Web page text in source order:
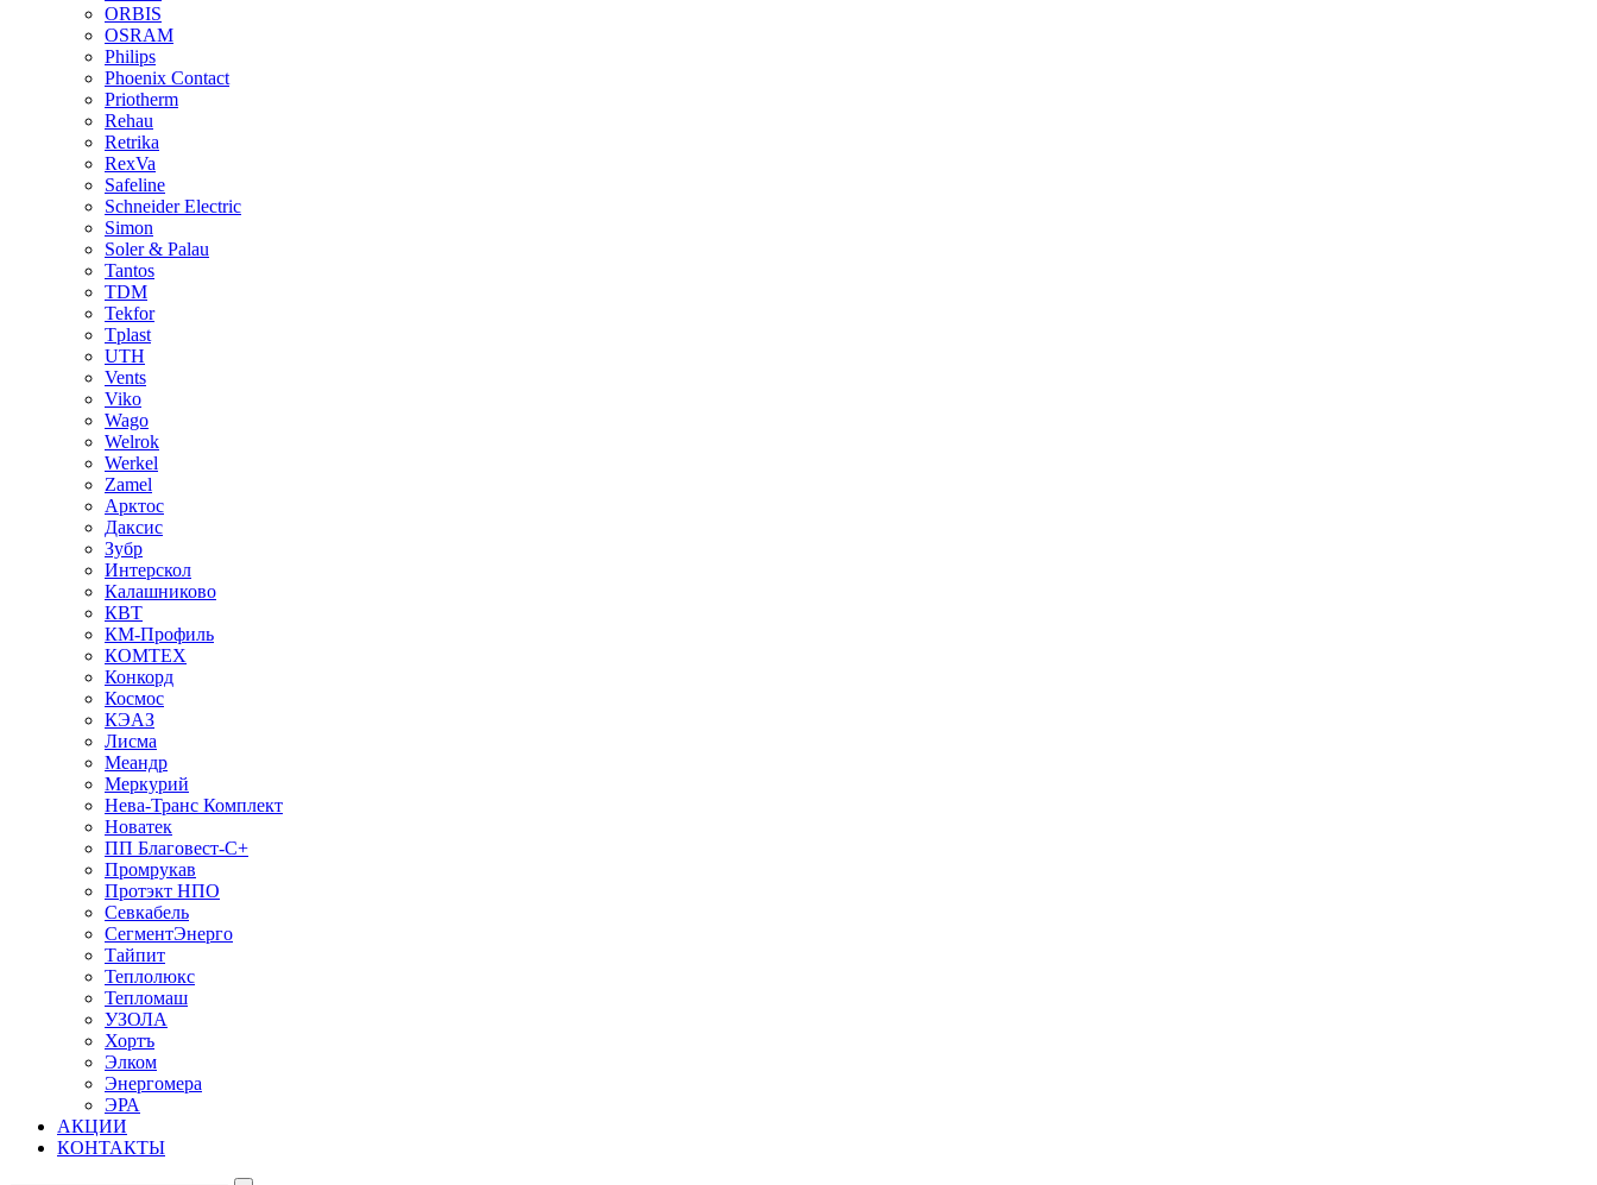
ORBIS
OSRAM
Philips
Phoenix Contact
Priotherm
Rehau
Retrika
RexVa
Safeline
Schneider Electric
Simon
Soler & Palau
Tantos
TDM
Tekfor
Tplast
UTH
Vents
Viko
Wago
Welrok
Werkel
Zamel
Арктос
Даксис
Зубр
Интерскол
Калашниково
КВТ
КМ-Профиль
КОМТЕХ
Конкорд
Космос
КЭАЗ
Лисма
Меандр
Меркурий
Нева-Транс Комплект
Новатек
ПП Благовест-С+
Промрукав
Протэкт НПО
Севкабель
СегментЭнерго
Тайпит
Теплолюкс
Тепломаш
УЗОЛА
Хортъ
Элком
Энергомера
ЭРА
АКЦИИ
КОНТАКТЫ